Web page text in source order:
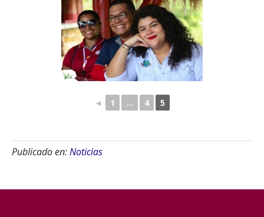
◄ 1 ... 4 5
Publicado en:Noticias